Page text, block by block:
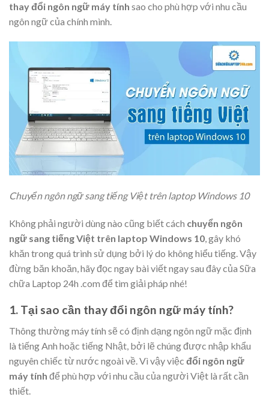
thay đổi ngôn ngữ máy tính sao cho phù hợp với nhu cầu
ngôn ngữ của chính mình.
Chuyển ngôn ngữ sang tiếng Việt trên laptop Windows 10
Không phải người dùng nào cũng biết cách chuyển ngôn
ngữ sang tiếng Việt trên laptop Windows 10 , gây khó
khăn trong quá trình sử dụng bởi lý do không hiểu tiếng. Vậy
đừng băn khoăn, hãy đọc ngay bài viết ngay sau đây của Sữa
chữa Laptop 24h .com để tìm giải pháp nhé!
1. Tại sao cần thay đổi ngôn ngữ máy tính?
Thông thường máy tính sẽ có định dạng ngôn ngữ mặc định
là tiếng Anh hoặc tiếng Nhật, bởi lẽ chúng được nhập khẩu
nguyên chiếc từ nước ngoài về. Vì vậy việc đổi ngôn ngữ
máy tính để phù hợp với nhu cầu của người Việt là rất cần
thiết.